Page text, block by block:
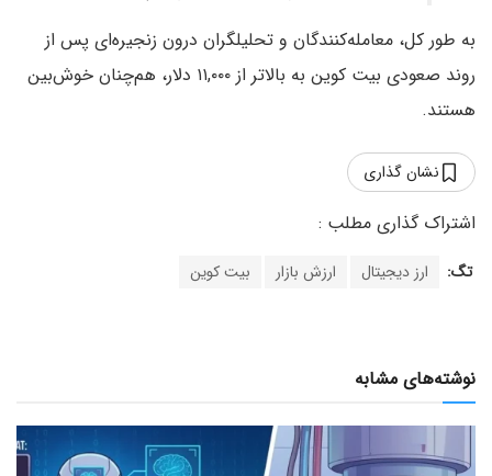
به طور کل، معامله‌کنندگان و تحلیلگران درون زنجیره‌ای پس از
روند صعودی بیت کو‌ین به بالاتر از ۱۱,۰۰۰ دلار، هم‌چنان خوش‌بین
هستند.
نشان گذاری
تگ: ارز دیجیتال ارزش بازار بیت کوین
نوشته‌های مشابه